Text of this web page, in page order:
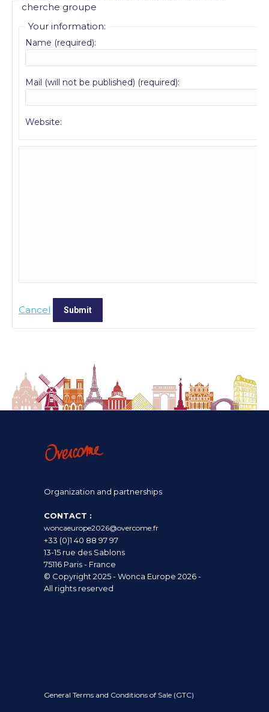
cherche groupe
Your information:
Name (required):
Mail (will not be published) (required):
Website:
Cancel Submit
Organization and partnerships
CONTACT :
woncaeurope2026@overcome.fr
+33 (0)1 40 88 97 97
13-15 rue des Sablons
75116 Paris - France
© Copyright 2025 - Wonca Europe 2026 -
All rights reserved
General Terms and Conditions of Sale (GTC)